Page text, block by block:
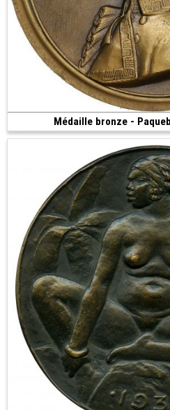
Médaille bronze -
(1930 • 149.95 g • 68 mm)